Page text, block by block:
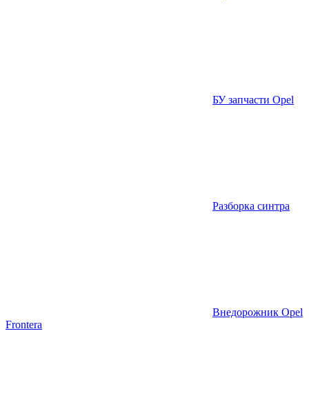
БУ запчасти Opel
Разборка синтра
Внедорожник Opel
Frontera